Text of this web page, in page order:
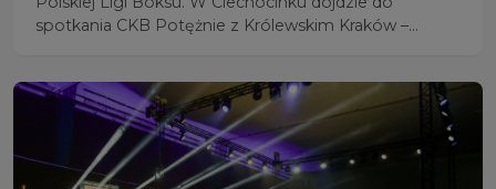
spotkania CKB Potężnie z Królewskim Kraków –
wygrać pierwsze spotkanie.